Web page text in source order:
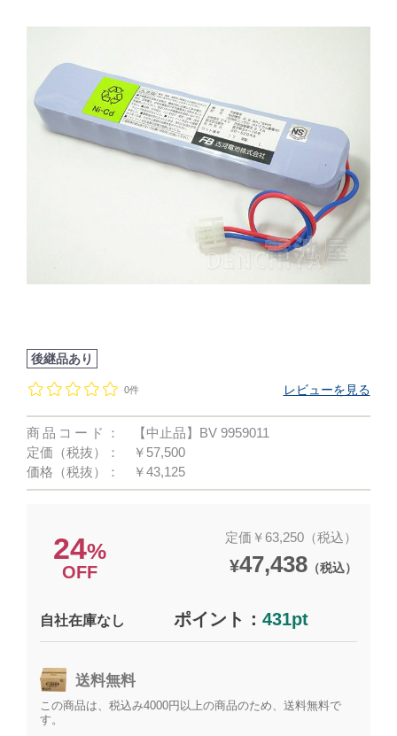
後継品あり
0件 レビューを見る
商品コード：
【中止品】BV 9959011
定価（税抜）：
￥57,500
価格（税抜）：
￥43,125
24%
OFF
定価￥63,250（税込）
¥47,438（税込）
自社在庫なし ポイント： 431pt
送料無料
この商品は、税込み4000円以上の商品のため、送料無料で
す。